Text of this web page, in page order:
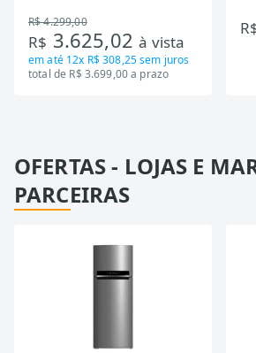
Tecnologia Inverter, Branco,
Bivolt
R$ 4.299,00
R$ 3.625,02à vista
em até 12x R$ 308,25sem juros
total de R$ 3.699,00 a prazo
OFERTAS - LOJAS E
PARCEIRAS